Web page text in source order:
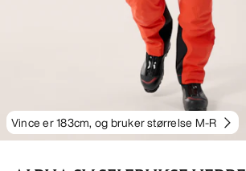
Vince er 183cm, og bruker størrelse M-R